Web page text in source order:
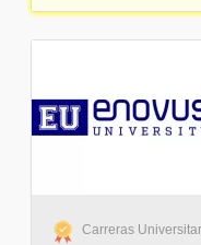
Carreras